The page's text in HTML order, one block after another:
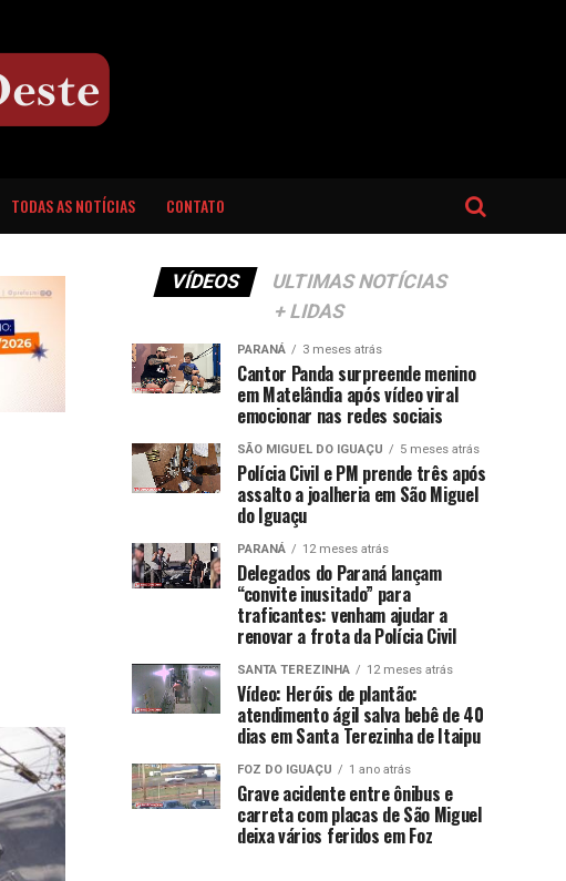
TODAS AS NOTÍCIAS CONTATO
VÍDEOS
ULTIMAS NOTÍCIAS
+ LIDAS
PARANÁ 3 meses atrás
Cantor Panda surpreende menino
em Matelândia após vídeo viral
emocionar nas redes sociais
SÃO MIGUEL DO IGUAÇU 5 meses atrás
Polícia Civil e PM prende três após
assalto a joalheria em São Miguel
do Iguaçu
PARANÁ 12 meses atrás
Delegados do Paraná lançam
“convite inusitado” para
traficantes: venham ajudar a
renovar a frota da Polícia Civil
SANTA TEREZINHA 12 meses atrás
Vídeo: Heróis de plantão:
atendimento ágil salva bebê de 40
dias em Santa Terezinha de Itaipu
FOZ DO IGUAÇU 1 ano atrás
Grave acidente entre ônibus e
carreta com placas de São Miguel
deixa vários feridos em Foz